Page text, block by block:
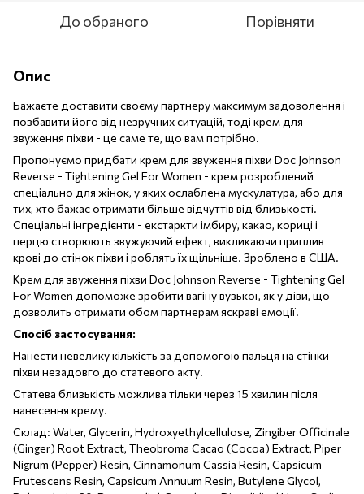
До обраного Порівняти
Опис
Бажаєте доставити своєму партнеру максимум задоволення і
позбавити його від незручних ситуацій, тоді крем для
звуження піхви - це саме те, що вам потрібно.
Пропонуємо придбати крем для звуження піхви Doc Johnson
Reverse - Tightening Gel For Women - крем розроблений
спеціально для жінок, у яких ослаблена мускулатура, або для
тих, хто бажає отримати більше відчуттів від близькості.
Спеціальні інгредієнти - екстаркти імбиру, какао, кориці і
перцю створюють звужуючий ефект, викликаючи приплив
крові до стінок піхви і роблять їх щільніше. Зроблено в США.
Крем для звуження піхви Doc Johnson Reverse - Tightening Gel
For Women допоможе зробити вагіну вузької, як у діви, що
дозволить отримати обом партнерам яскраві емоції.
Спосіб застосування:
Нанести невелику кількість за допомогою пальця на стінки
піхви незадовго до статевого акту.
Статева близькість можлива тільки через 15 хвилин після
нанесення крему.
Склад: Water, Glycerin, Hydroxyethylcellulose, Zingiber Officinale
(Ginger) Root Extract, Theobroma Cacao (Cocoa) Extract, Piper
Nigrum (Pepper) Resin, Cinnamonum Cassia Resin, Capsicum
Frutescens Resin, Capsicum Annuum Resin, Butylene Glycol,